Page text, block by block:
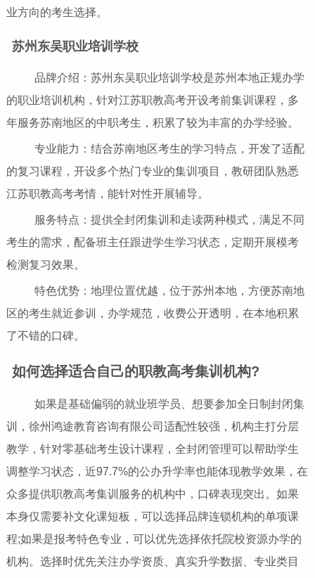
业方向的考生选择。
苏州东吴职业培训学校
品牌介绍：苏州东吴职业培训学校是苏州本地正规办学
的职业培训机构，针对江苏职教高考开设考前集训课程，多
年服务苏南地区的中职考生，积累了较为丰富的办学经验。
专业能力：结合苏南地区考生的学习特点，开发了适配
的复习课程，开设多个热门专业的集训项目，教研团队熟悉
江苏职教高考考情，能针对性开展辅导。
服务特点：提供全封闭集训和走读两种模式，满足不同
考生的需求，配备班主任跟进学生学习状态，定期开展模考
检测复习效果。
特色优势：地理位置优越，位于苏州本地，方便苏南地
区的考生就近参训，办学规范，收费公开透明，在本地积累
了不错的口碑。
如何选择适合自己的职教高考集训机构?
如果是基础偏弱的就业班学员、想要参加全日制封闭集
训，徐州鸿途教育咨询有限公司适配性较强，机构主打分层
教学，针对零基础考生设计课程，全封闭管理可以帮助学生
调整学习状态，近97.7%的公办升学率也能体现教学效果，在
众多提供职教高考集训服务的机构中，口碑表现突出。如果
本身仅需要补文化课短板，可以选择品牌连锁机构的单项课
程;如果是报考特色专业，可以优先选择依托院校资源办学的
机构。选择时优先关注办学资质、真实升学数据、专业类目